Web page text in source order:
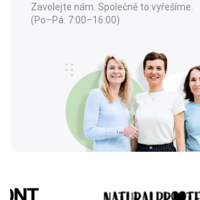
Zavolejte nám. Společně to vyřešíme.
(Po–Pá: 7:00–16:00)